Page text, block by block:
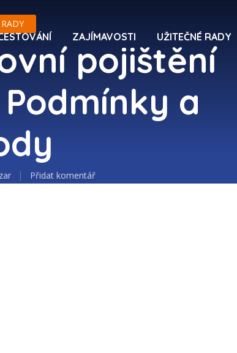
ZAJÍMAVOSTI UŽITEČNÉ RADY
pojištění
a
Přidat komentář